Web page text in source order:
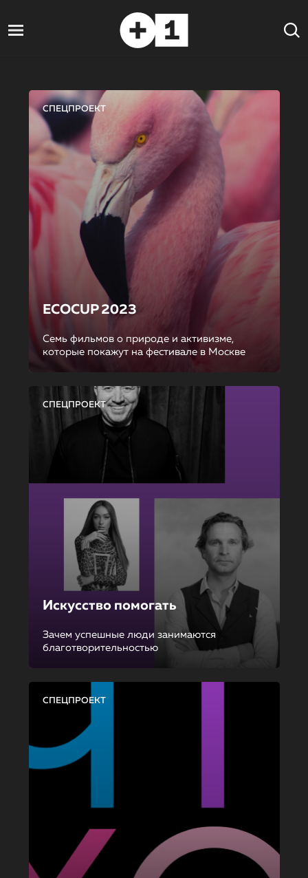
СПЕЦПРОЕКТ
ECOCUP 2023
Семь фильмов о природе и активизме,
которые покажут на фестивале в Москве
СПЕЦПРОЕКТ
Искусство помогать
Зачем успешные люди занимаются
благотворительностью
СПЕЦПРОЕКТ